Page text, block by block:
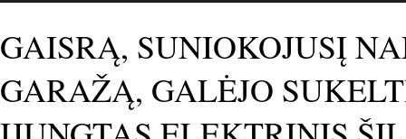
GAISRĄ, SUNIOKOJUSĮ
GARAŽĄ, GALĖJO